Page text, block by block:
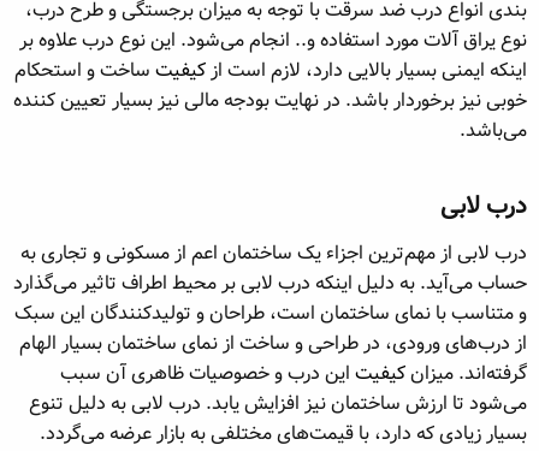
بندی انواع درب ضد سرقت با توجه به میزان برجستگی و طرح درب،
نوع یراق آلات مورد استفاده و.. انجام می‌شود. این نوع درب علاوه بر
اینکه ایمنی بسیار بالایی دارد، لازم است ازکیفیت ساخت و استحکام
خوبی نیز برخوردار باشد. در نهایت بودجه مالی نیز بسیار تعیین کننده
می‌باشد.
درب لابی​
درب لابی از مهم‌ترین اجزاء یک ساختمان اعم از مسکونی و تجاری به
حساب می‌آید. به دلیل اینکه درب لابی بر محیط اطراف تاثیر می‌گذارد
و متناسب با نمای ساختمان است، طراحان و تولیدکنندگان این سبک
از درب‌های ورودی، در طراحی‌ و ساخت از نمای ساختمان بسیار الهام
گرفته‌اند. میزانکیفیت این درب و خصوصیات ظاهری آن سبب
می‌شود تا ارزش ساختمان نیز افزایش یابد. درب لابی به دلیل تنوع
بسیار زیادی که دارد، با قیمت‌های مختلفی به بازار عرضه می‌گردد.